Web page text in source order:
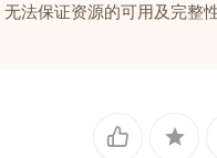
法保证资源的可用及完整